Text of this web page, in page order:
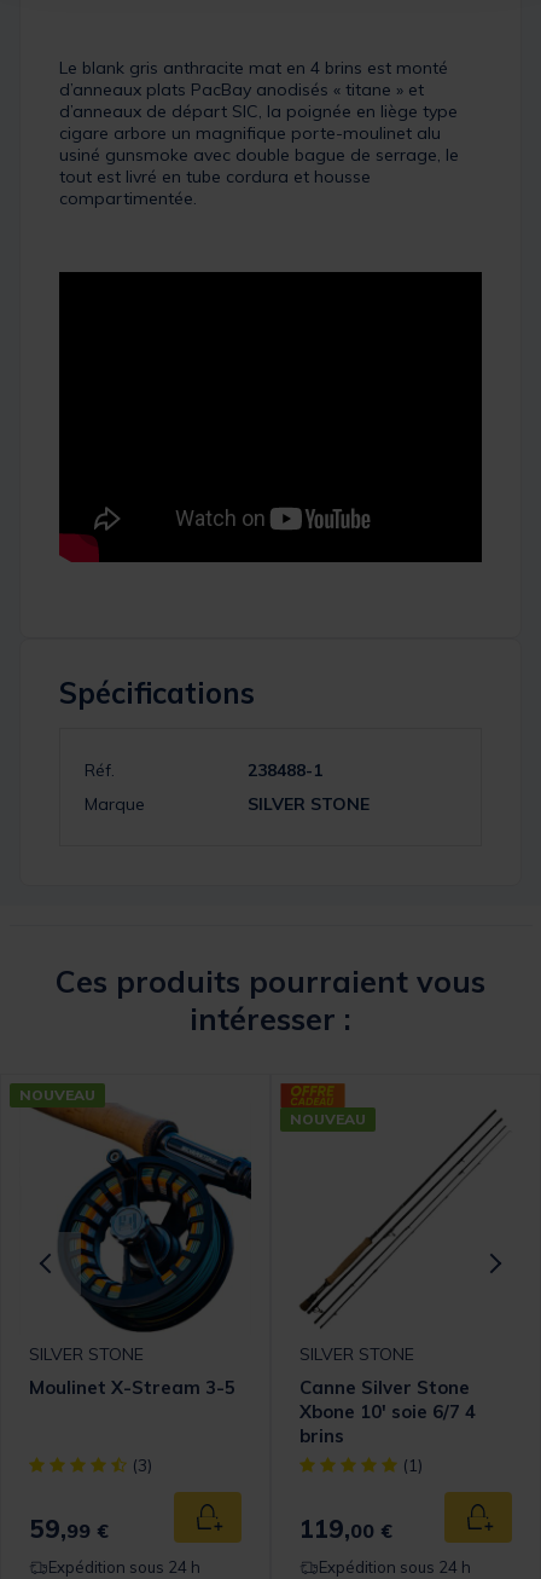
Le blank gris anthracite mat en 4 brins est monté
d’anneaux plats PacBay anodisés « titane » et
d’anneaux de départ SIC, la poignée en liège type
cigare arbore un magnifique porte-moulinet alu
usiné gunsmoke avec double bague de serrage, le
tout est livré en tube cordura et housse
compartimentée.
Spécifications
Réf.
238488-1
Marque
SILVER STONE
Ces produits pourraient vous
intéresser :
panier
NOUVEAU
SILVER STONE
Moulinet X-Stream 3-5
[object Object] out of 5 Customer Rating
(3)
59,99 € Ajouter au panier
Expédition sous 24 h
NOUVEAU
SILVER STONE
Canne Silver Stone
Xbone 10' soie 6/7 4
brins
[object Object] out of 5
(1)
119,00 €
Expédition sous 24 h